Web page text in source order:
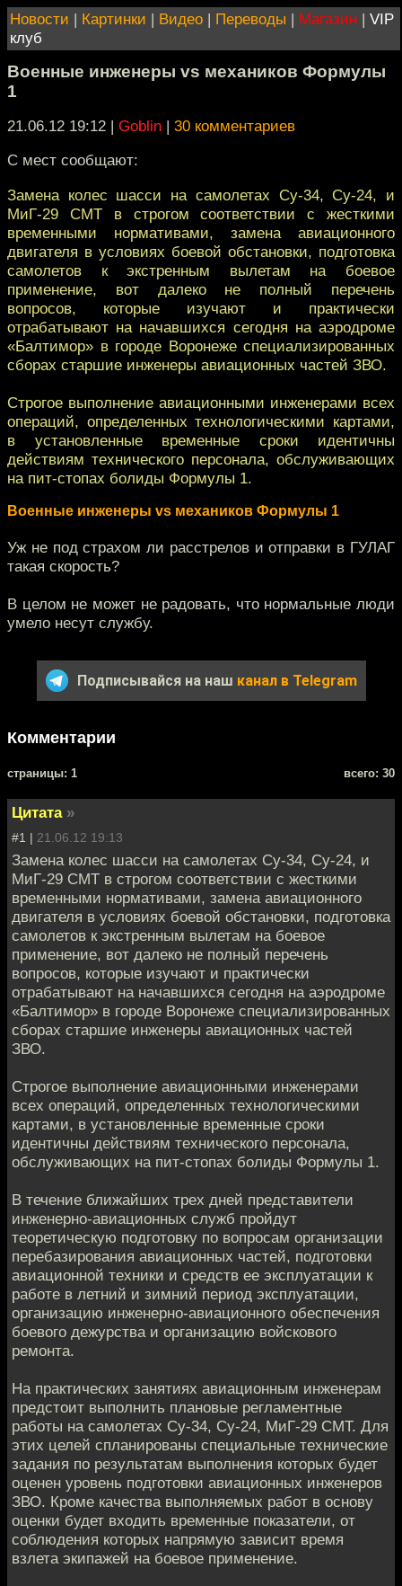
Новости | Картинки | Видео | Переводы | Магазин | VIP
клуб
Военные инженеры vs механиков Формулы
1
21.06.12 19:12 | Goblin | 30 комментариев
С мест сообщают:
Замена колес шасси на самолетах Су-34, Су-24, и
МиГ-29 СМТ в строгом соответствии с жесткими
временными нормативами, замена авиационного
двигателя в условиях боевой обстановки, подготовка
самолетов к экстренным вылетам на боевое
применение, вот далеко не полный перечень
вопросов, которые изучают и практически
отрабатывают на начавшихся сегодня на аэродроме
«Балтимор» в городе Воронеже специализированных
сборах старшие инженеры авиационных частей ЗВО.
Строгое выполнение авиационными инженерами всех
операций, определенных технологическими картами,
в установленные временные сроки идентичны
действиям технического персонала, обслуживающих
на пит-стопах болиды Формулы 1.
Военные инженеры vs механиков Формулы 1
Уж не под страхом ли расстрелов и отправки в ГУЛАГ
такая скорость?
В целом не может не радовать, что нормальные люди
умело несут службу.
Подписывайся на наш канал в Telegram
Комментарии
cтраницы: 1 всего: 30
Цитата »
#1 | 21.06.12 19:13
Замена колес шасси на самолетах Су-34, Су-24, и
МиГ-29 СМТ в строгом соответствии с жесткими
временными нормативами, замена авиационного
двигателя в условиях боевой обстановки, подготовка
самолетов к экстренным вылетам на боевое
применение, вот далеко не полный перечень
вопросов, которые изучают и практически
отрабатывают на начавшихся сегодня на аэродроме
«Балтимор» в городе Воронеже специализированных
сборах старшие инженеры авиационных частей
ЗВО.
Строгое выполнение авиационными инженерами
всех операций, определенных технологическими
картами, в установленные временные сроки
идентичны действиям технического персонала,
обслуживающих на пит-стопах болиды Формулы 1.
В течение ближайших трех дней представители
инженерно-авиационных служб пройдут
теоретическую подготовку по вопросам организации
перебазирования авиационных частей, подготовки
авиационной техники и средств ее эксплуатации к
работе в летний и зимний период эксплуатации,
организацию инженерно-авиационного обеспечения
боевого дежурства и организацию войскового
ремонта.
На практических занятиях авиационным инженерам
предстоит выполнить плановые регламентные
работы на самолетах Су-34, Су-24, МиГ-29 СМТ. Для
этих целей спланированы специальные технические
задания по результатам выполнения которых будет
оценен уровень подготовки авиационных инженеров
ЗВО. Кроме качества выполняемых работ в основу
оценки будет входить временные показатели, от
соблюдения которых напрямую зависит время
взлета экипажей на боевое применение.